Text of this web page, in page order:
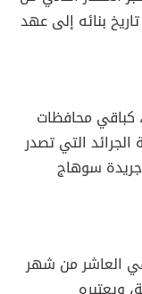
بنائه إلى عهد
كباقي محافظات
الجرائد التي تصدر
سوهاج
العاشر من شهر